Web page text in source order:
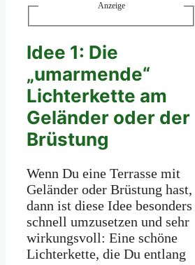
Anzeige
Idee 1: Die
„umarmende“
Lichterkette am
Geländer oder der
Brüstung
Wenn Du eine Terrasse mit
Geländer oder Brüstung hast,
dann ist diese Idee besonders
schnell umzusetzen und sehr
wirkungsvoll: Eine schöne
Lichterkette, die Du entlang